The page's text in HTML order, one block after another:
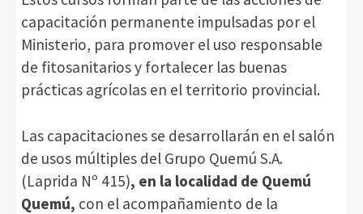
capacitación permanente impulsadas por el
Ministerio, para promover el uso responsable
de fitosanitarios y fortalecer las buenas
prácticas agrícolas en el territorio provincial.
Las capacitaciones se desarrollarán en el salón
de usos múltiples del Grupo Quemú S.A.
(Laprida Nº 415), en la localidad de Quemú
Quemú, con el acompañamiento de la